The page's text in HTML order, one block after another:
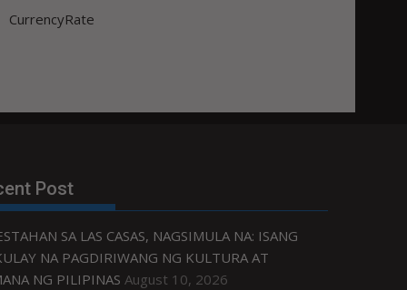
CurrencyRate
Post
SA LAS CASAS, NAGSIMULA NA: ISANG
NA PAGDIRIWANG NG KULTURA AT
NG PILIPINAS August 10, 2026